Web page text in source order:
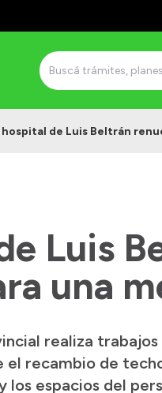
hospital de Luis Beltrán
Luis
una
realiza
el recambio de
espacios del